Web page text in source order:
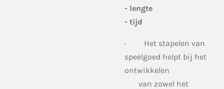
- lengte
- tijd
· Het stapelen van
speelgoed helpt bij het
ontwikkelen
van zowel het